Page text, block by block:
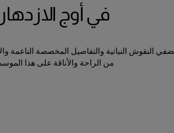
في أوج الازدهار
النقوش النباتية والتفاصيل المخصصة الناعمة
من الراحة والأناقة على هذا